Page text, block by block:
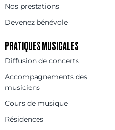
Nos prestations
Devenez bénévole
PRATIQUES MUSICALES
Diffusion de concerts
Accompagnements des
musiciens
Cours de musique
Résidences